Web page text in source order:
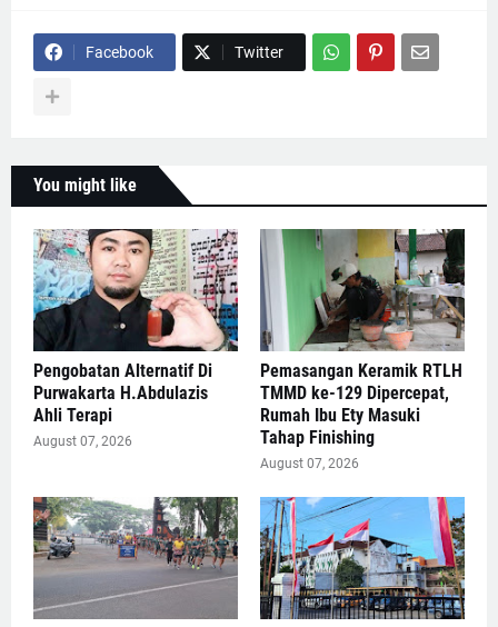
Facebook Twitter
You might like
Pengobatan Alternatif Di
Purwakarta H.Abdulazis
Ahli Terapi
August 07, 2026
Pemasangan Keramik RTLH
TMMD ke-129 Dipercepat,
Rumah Ibu Ety Masuki
Tahap Finishing
August 07, 2026